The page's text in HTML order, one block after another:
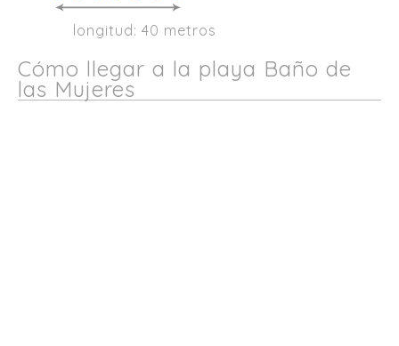
longitud: 40 metros
Cómo llegar a la playa Baño de
las Mujeres